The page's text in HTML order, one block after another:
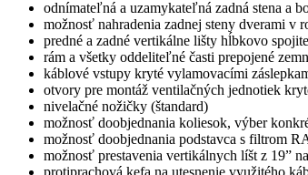
odnímateľná a uzamykateľná zadná stena a
možnosť nahradenia zadnej steny dverami v
predné a zadné vertikálne lišty hĺbkovo
rám a všetky oddeliteľné časti prepojené
káblové vstupy kryté vylamovacími
otvory pre montáž ventilačných jednotiek
nivelačné nožičky (štandard)
možnosť doobjednania koliesok, výber
možnosť doobjednania podstavca s
možnosť prestavenia vertikálnych líšt z 19”
protiprachová kefa na utesnenie využitého